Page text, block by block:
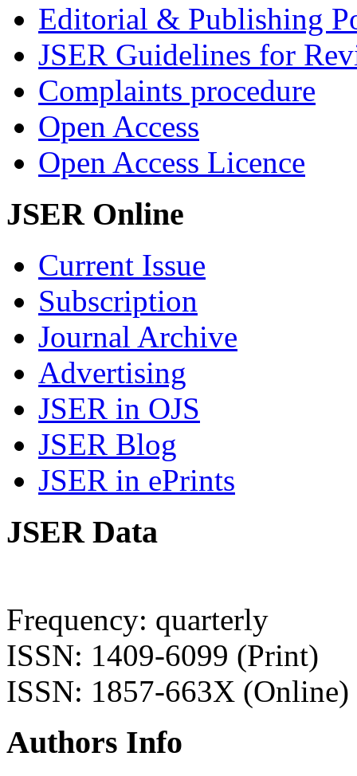
Editorial & Publishing
JSER Guidelines for
Complaints procedure
Open Access
Open Access Licence
JSER Online
Current Issue
Subscription
Journal Archive
Advertising
JSER in OJS
JSER Blog
JSER in ePrints
JSER Data
Frequency: quarterly
ISSN: 1409-6099 (Print)
ISSN: 1857-663X (Online)
Authors Info